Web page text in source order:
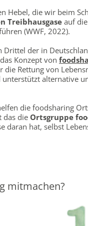
Hebel, die wir beim
Treibhausgaseauf
(WWF, 2022).
der in
Konzept von
die Rettung von
alternative
die foodsharing
das die Ortsgruppe
daran hat, selbst
mitmachen?